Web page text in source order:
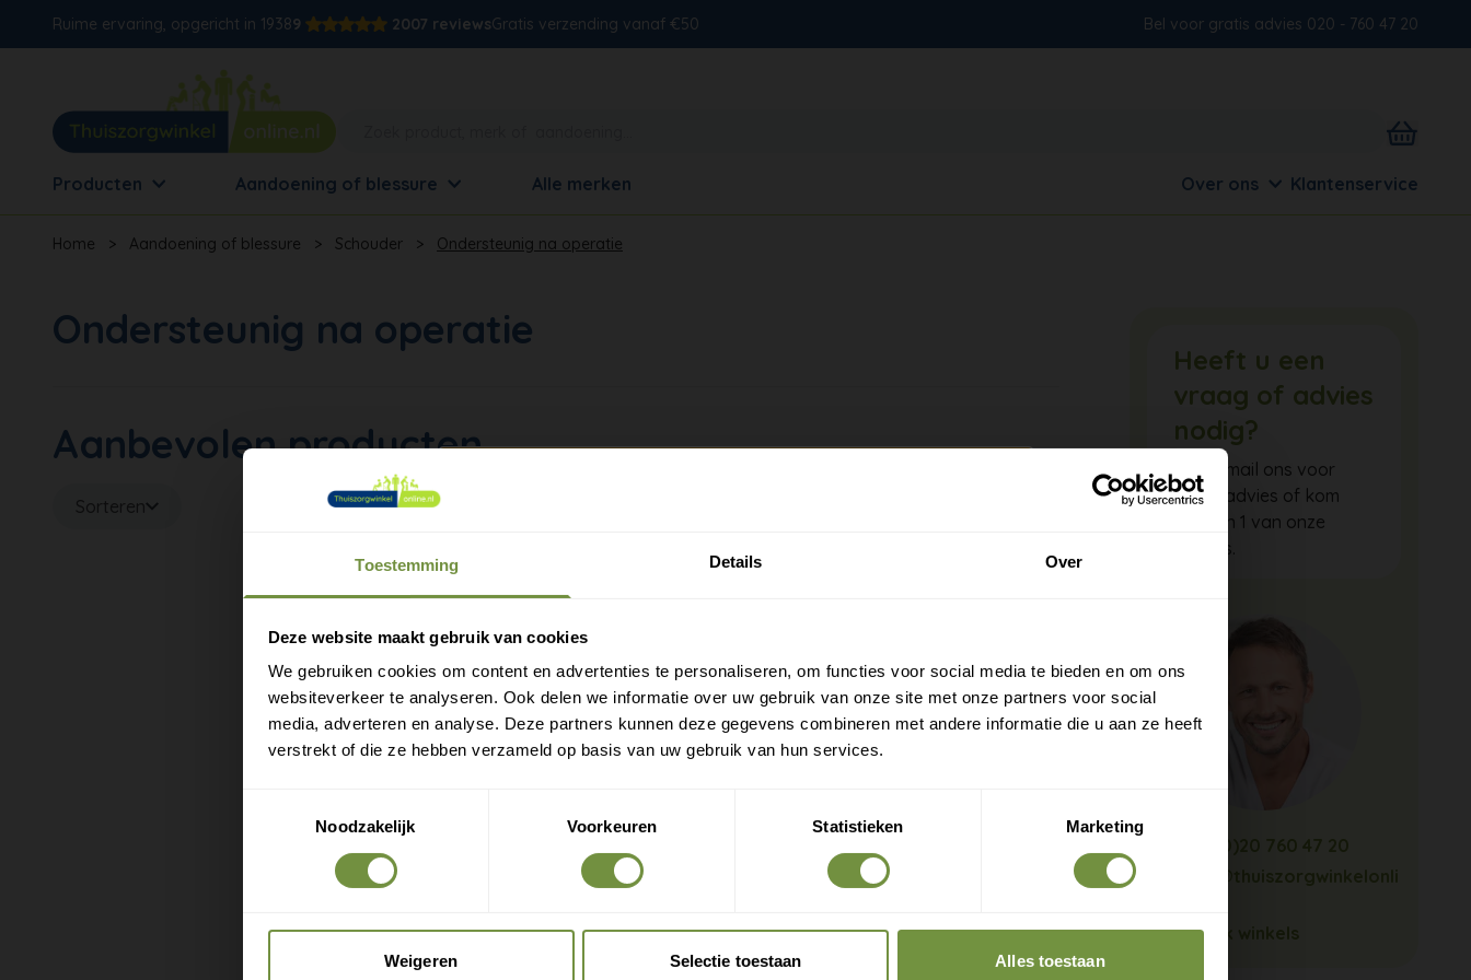
Toestemming Details Over
Deze website maakt gebruik van cookies
We gebruiken cookies om content en advertenties te personaliseren, om functies voor social media te bieden en om ons
websiteverkeer te analyseren. Ook delen we informatie over uw gebruik van onze site met onze partners voor social
media, adverteren en analyse. Deze partners kunnen deze gegevens combineren met andere informatie die u aan ze heeft
verstrekt of die ze hebben verzameld op basis van uw gebruik van hun services.
Noodzakelijk
Voorkeuren Statistieken Marketing
Weigeren Selectie toestaan Alles toestaan
Ruime ervaring, opgericht in 19389 2007 reviewsGratis verzending vanaf €50 Bel voor gratis advies 020 - 760 47 20
Producten Aandoening of blessure Alle merken Over ons Klantenservice
Home > Aandoening of blessure > Schouder > Ondersteunig na operatie
Ondersteunig na operatie
Aanbevolen producten
Sorteren
Heeft u een
vraag of advies
nodig?
Bel of mail ons voor
gratis advies of kom
langs in 1 van onze
winkels.
+31 (0)20 760 47 20
info@thuiszorgwinkelonli
Bekijk winkels
Laat je e-mail achter.
een gratis verzending
Gratis verzending op je eerste bestelling
Nieuwe producten als eerste ontdekken
Deskundige tips over zorg en herstel
Exclusieve aanbiedingen voor abonnees
Claim gratis verzending